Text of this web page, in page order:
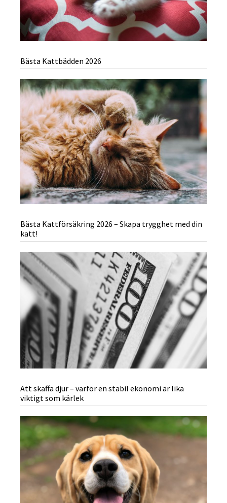
Bästa Kattbädden 2026
Bästa Kattförsäkring 2026 – Skapa trygghet med din
katt!
Att skaffa djur – varför en stabil ekonomi är lika
viktigt som kärlek